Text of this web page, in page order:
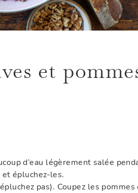
et
d’eau légèrement salée
et épluchez-les.
pas). Coupez les